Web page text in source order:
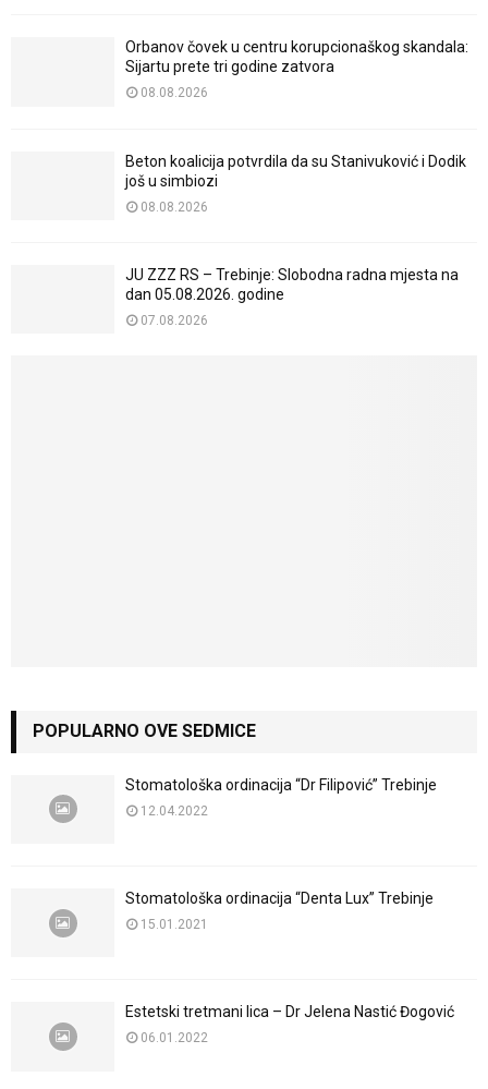
Orbanov čovek u centru korupcionaškog skandala:
Sijartu prete tri godine zatvora
08.08.2026
Beton koalicija potvrdila da su Stanivuković i Dodik
još u simbiozi
08.08.2026
JU ZZZ RS – Trebinje: Slobodna radna mjesta na
dan 05.08.2026. godine
07.08.2026
POPULARNO OVE SEDMICE
Stomatološka ordinacija “Dr Filipović” Trebinje
12.04.2022
Stomatološka ordinacija “Denta Lux” Trebinje
15.01.2021
Estetski tretmani lica – Dr Jelena Nastić Đogović
06.01.2022